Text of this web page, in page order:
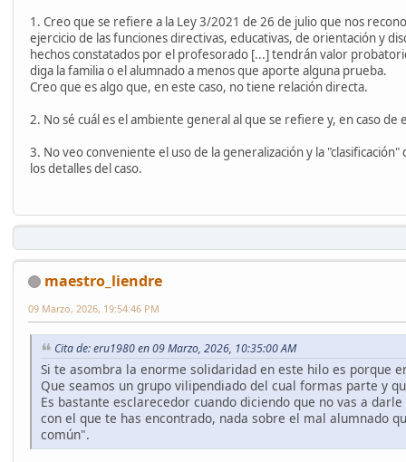
1. Creo que se refiere a la Ley 3/2021 de 26 de julio que nos
ejercicio de las funciones directivas, educativas, de orientación y
hechos constatados por el profesorado [...] tendrán valor
diga la familia o el alumnado a menos que aporte alguna prueba.
Creo que es algo que, en este caso, no tiene relación directa.
2. No sé cuál es el ambiente general al que se refiere y, en caso
3. No veo conveniente el uso de la generalización y la
los detalles del caso.
maestro_liendre
09 Marzo, 2026, 19:54:46 PM
Cita de: eru1980 en 09 Marzo, 2026, 10:35:00 AM
Si te asombra la enorme solidaridad en este hilo es porque
Que seamos un grupo vilipendiado del cual formas parte y
Es bastante esclarecedor cuando diciendo que no vas a
con el que te has encontrado, nada sobre el mal alumnado
común".